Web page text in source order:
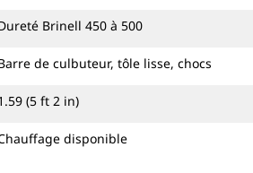
Brinell 450 à 500
de culbuteur, tôle lisse, chocs
(5 ft 2 in)
disponible